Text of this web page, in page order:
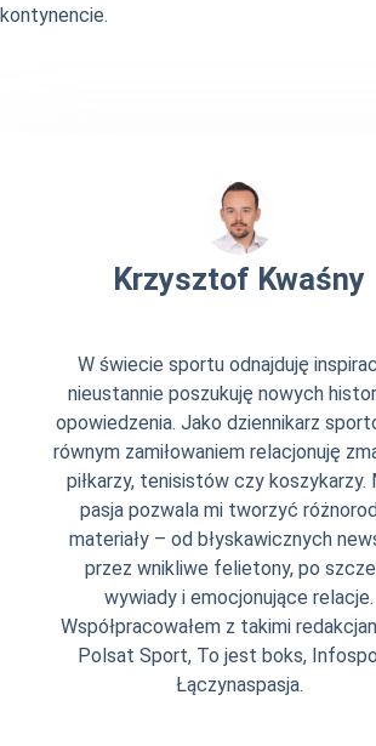
kontynencie.
Krzysztof Kwaśny
W świecie sportu odnajduję
nieustannie poszukuję nowych
opowiedzenia. Jako dziennikarz
równym zamiłowaniem relacjonuję
piłkarzy, tenisistów czy koszykarzy.
pasja pozwala mi tworzyć
materiały – od błyskawicznych
przez wnikliwe felietony, po
wywiady i emocjonujące relacje.
Współpracowałem z takimi
Polsat Sport, To jest boks,
Łączynaspasja.